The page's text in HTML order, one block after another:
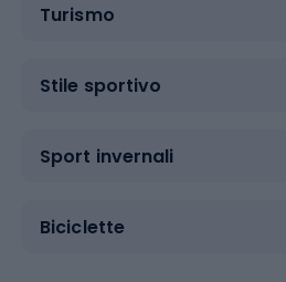
Turismo
Stile sportivo
Sport invernali
Biciclette